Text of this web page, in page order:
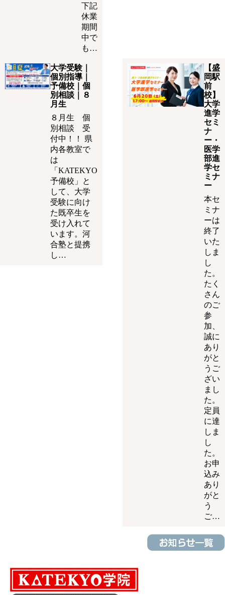
下記
休業
期間
中で
も…
大学受験｜
個別指導｜
予備校｜個
別相談｜８
月生
８月生 個
別相談 受
付中！！ 県
内各教室で
は
「KATEKYO
予備校」と
して、大学
受験に向け
た既卒生を
受け入れて
います。河
合塾と提携
し…
【盛
岡駅
前
校】
大学
進学
セミ
ナ
ー・
医学
部進
学セ
ミナ
ー
本セ
ミナ
ーは
終了
いた
しま
し
た。
たく
さん
のご
参
加、
誠に
あり
がと
うご
ざい
まし
た。
定員
に達
しま
し
た。
お申
込み
あり
がと
う
ご…